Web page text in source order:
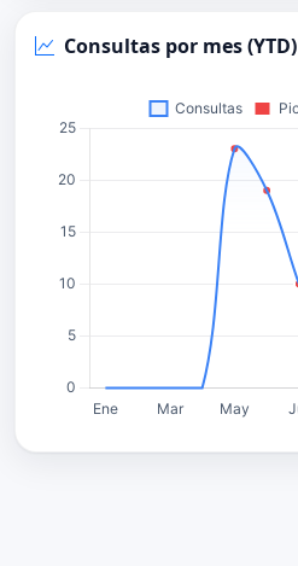
Consultas por mes (YTD)